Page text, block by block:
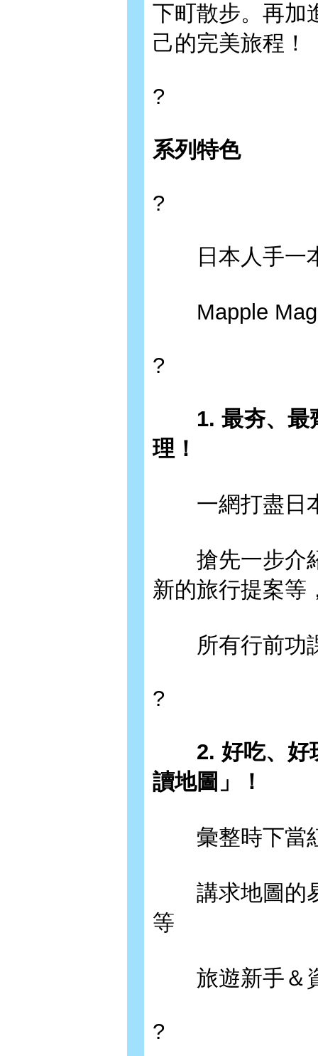
下町散步。再加
己的完美旅程！
?
系列特色
?
日本人手一
Mapple
?
1. 最夯、最齊
理！
一網打盡日本
搶先一步介紹
新的旅行提案等
所有行前功
?
2. 好吃、好
讀地圖」！
彙整時下當紅
講求地圖的易
等
旅遊新手＆資
?